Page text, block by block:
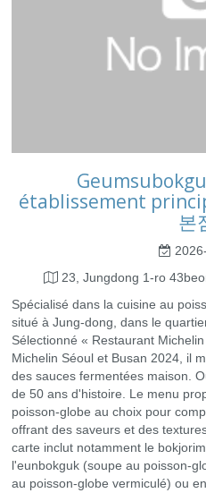
établissement
본
23, Jungdong 1-ro
Spécialisé dans la cuisine au
situé à Jung-dong, dans le
Sélectionné « Restaurant
Michelin Séoul et Busan 2024, il
des sauces fermentées maison.
de 50 ans d'histoire. Le menu
poisson-globe au choix pour
offrant des saveurs et des
carte inclut notamment le
l'eunbokguk (soupe au poisson-
au poisson-globe vermiculé) ou